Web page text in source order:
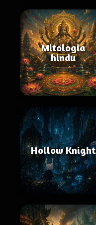
Mitologia
hindu
Hollow Knight